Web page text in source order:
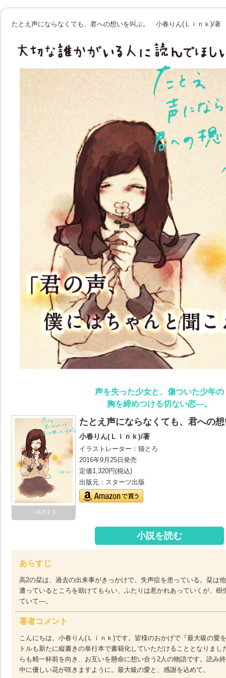
たとえ声にならなくても、君への想いを叫ぶ。 小春りん(Ｌｉｎｋ)/著
声を失った少女と、傷ついた少年の
胸を締めつける切ない恋―。
＋拡大する
たとえ声にならなくても、君への
小春りん(Ｌｉｎｋ)/著
イラストレーター：猫とろ
2016年9月25日発売
定価1,320円(税込)
出版元：スターツ出版
小説を読む
あらすじ
高2の栞は、過去の出来事がきっかけで、失声症を患っている。栞は
遭っているところを助けてもらい、ふたりは惹かれあっていくが、樹
ていて―。
著者コメント
こんにちは、小春りん(Ｌｉｎｋ)です。皆様のおかげで『最大級の愛
トルも新たに縦書きの単行本で書籍化していただけることとなりまし
らも精一杯前を向き、お互いを懸命に想い合う2人の物語です。読み
中に優しい花が咲きますように。最大級の愛と、感謝を込めて。